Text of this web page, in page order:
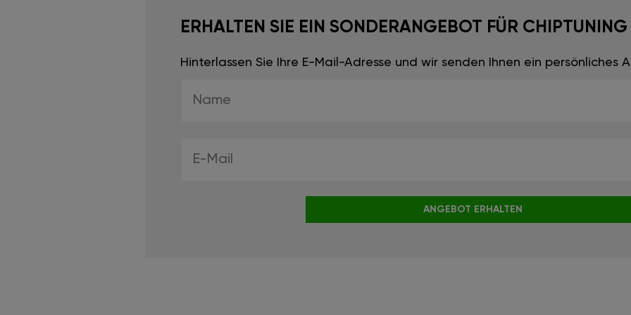
ERHALTEN SIE EIN SONDERANGEBOT FÜR CHIPTUNING
Hinterlassen Sie Ihre E-Mail-Adresse und wir senden Ihnen ein persönliches
ANGEBOT ERHALTEN